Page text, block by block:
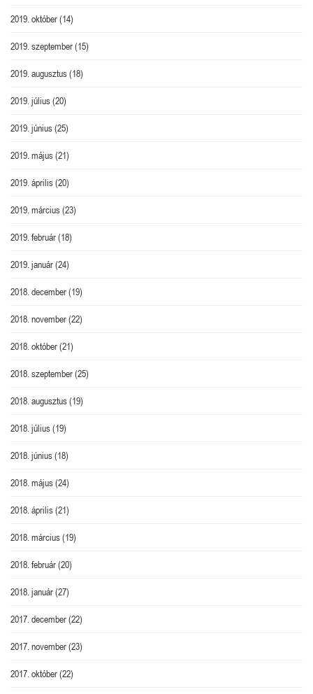
2019. október(14)
2019. szeptember(15)
2019. augusztus(18)
2019. július(20)
2019. június(25)
2019. május(21)
2019. április(20)
2019. március(23)
2019. február(18)
2019. január(24)
2018. december(19)
2018. november(22)
2018. október(21)
2018. szeptember(25)
2018. augusztus(19)
2018. július(19)
2018. június(18)
2018. május(24)
2018. április(21)
2018. március(19)
2018. február(20)
2018. január(27)
2017. december(22)
2017. november(23)
2017. október(22)